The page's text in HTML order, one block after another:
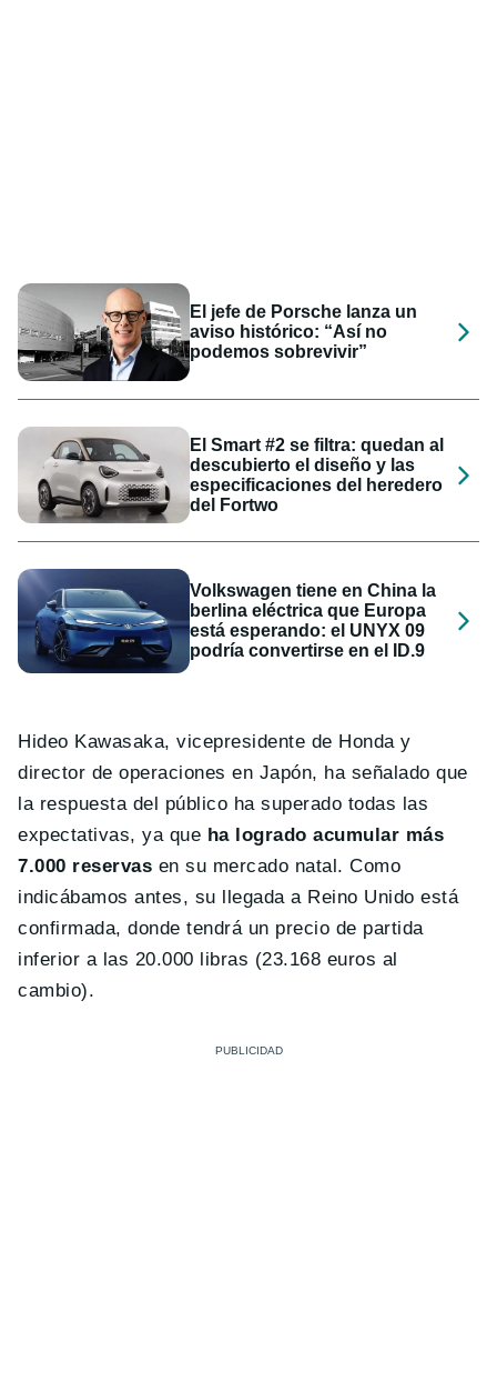
El jefe de Porsche lanza un
aviso histórico: “Así no
podemos sobrevivir”
El Smart #2 se filtra: quedan al
descubierto el diseño y las
especificaciones del heredero
del Fortwo
Volkswagen tiene en China la
berlina eléctrica que Europa
está esperando: el UNYX 09
podría convertirse en el ID.9
Hideo Kawasaka, vicepresidente de Honda y
director de operaciones en Japón, ha señalado que
la respuesta del público ha superado todas las
expectativas, ya que ha logrado acumular más
7.000 reservas en su mercado natal. Como
indicábamos antes, su llegada a Reino Unido está
confirmada, donde tendrá un precio de partida
inferior a las 20.000 libras (23.168 euros al
cambio).